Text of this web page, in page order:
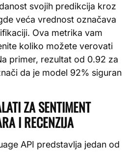
svojih predikcija kroz
veća vrednost označava
Ova metrika vam
koliko možete verovati
primer, rezultat od 0.92 za
da je model 92% siguran
ZA SENTIMENT
I RECENZIJA
API predstavlja jedan od